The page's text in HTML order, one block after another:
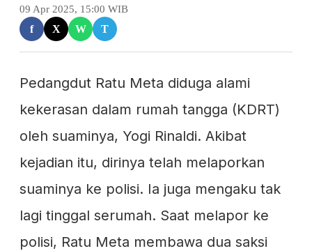
09 Apr 2025, 15:00 WIB
f X W T
Pedangdut Ratu Meta diduga alami
kekerasan dalam rumah tangga (KDRT)
oleh suaminya, Yogi Rinaldi. Akibat
kejadian itu, dirinya telah melaporkan
suaminya ke polisi. Ia juga mengaku tak
lagi tinggal serumah. Saat melapor ke
polisi, Ratu Meta membawa dua saksi